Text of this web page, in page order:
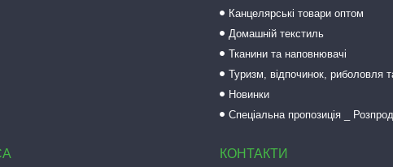
Канцелярські товари оптом
Домашній текстиль
Тканини та наповнювачі
Туризм, відпочинок, риболовля
Новинки
Спеціальна пропозиція _